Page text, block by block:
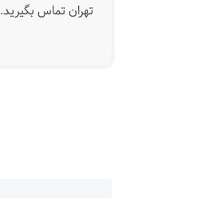
تهران تماس بگیرید.